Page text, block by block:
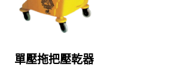
單壓拖把壓乾器